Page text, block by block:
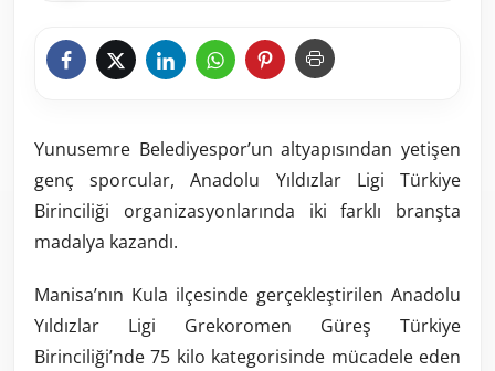
Yunusemre Belediyespor’un altyapısından yetişen
genç sporcular, Anadolu Yıldızlar Ligi Türkiye
Birinciliği organizasyonlarında iki farklı branşta
madalya kazandı.
Manisa’nın Kula ilçesinde gerçekleştirilen Anadolu
Yıldızlar Ligi Grekoromen Güreş Türkiye
Birinciliği’nde 75 kilo kategorisinde mücadele eden